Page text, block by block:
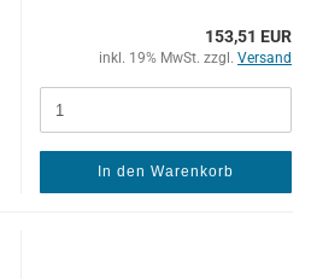
153,51 EUR
inkl. 19% MwSt. zzgl. Versand
In den Warenkorb